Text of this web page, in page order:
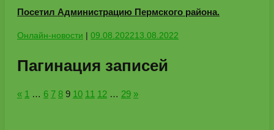
Посетил Администрацию Пермского района.
Онлайн-новости | 09.08.202213.08.2022
Пагинация записей
« 1 … 6 7 8 9 10 11 12 … 29 »